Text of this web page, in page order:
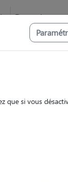
Devenir pet
promenades
que si vous